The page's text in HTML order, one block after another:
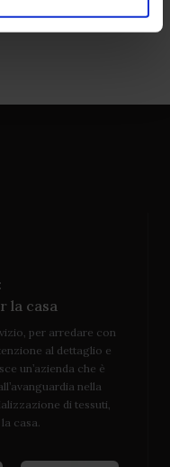
la casa
per arredare con
al dettaglio e
un’azienda che è
nella
di tessuti,
casa.